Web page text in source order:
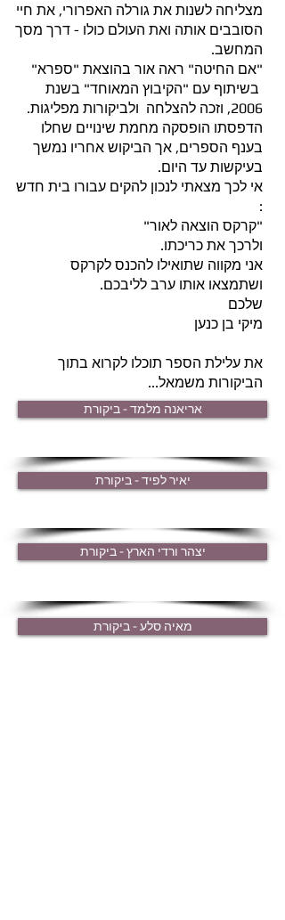
מצליחה לשנות את גורלה האפרורי, את חיי
הסובבים אותה ואת העולם כולו - דרך מסך
המחשב.
​"אם החיטה" ראה אור בהוצאת "ספרא"
בשיתוף עם "הקיבוץ המאוחד" בשנת
2006, וזכה להצלחה ולביקורות מפליגות.
הדפסתו הופסקה מחמת שינויים שחלו
בענף הספרים, אך הביקוש אחריו נמשך
בעיקשות עד היום.
​אי לכך מצאתי לנכון להקים עבורו בית חדש
:
"קרקס הוצאה לאור"
ולרכך את כריכתו.
אני מקווה שתואילו להכנס לקרקס
ושתמצאו אותו ערב לליבכם.
שלכם
מיקי בן כנען
את עלילת הספר תוכלו לקרוא בתוך
הביקורות משמאל...
אריאנה מלמד - ביקורת
יאיר לפיד - ביקורת
יצהר ורדי הארץ - ביקורת
מאיה סלע - ביקורת